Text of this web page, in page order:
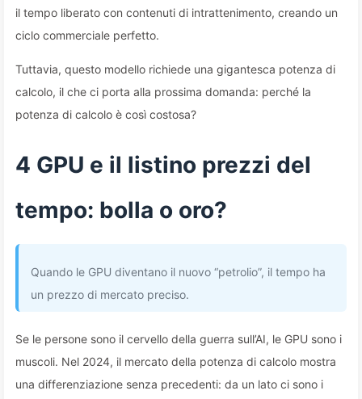
il tempo liberato con contenuti di intrattenimento, creando un
ciclo commerciale perfetto.
Tuttavia, questo modello richiede una gigantesca potenza di
calcolo, il che ci porta alla prossima domanda: perché la
potenza di calcolo è così costosa?
4 GPU e il listino prezzi del
tempo: bolla o oro?
Quando le GPU diventano il nuovo “petrolio”, il tempo ha
un prezzo di mercato preciso.
Se le persone sono il cervello della guerra sull’AI, le GPU sono i
muscoli. Nel 2024, il mercato della potenza di calcolo mostra
una differenziazione senza precedenti: da un lato ci sono i